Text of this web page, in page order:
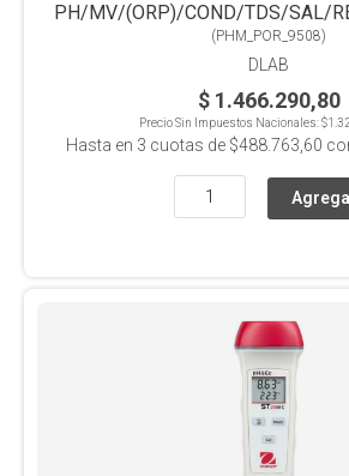
PH/MV/(ORP)/COND/TDS/SAL/
Color
(PHM_POR_9508)
DLAB
$ 1.466.290,80
Precio Sin Impuestos Nacionales:
Hasta en 3 cuotas de $488.763,60